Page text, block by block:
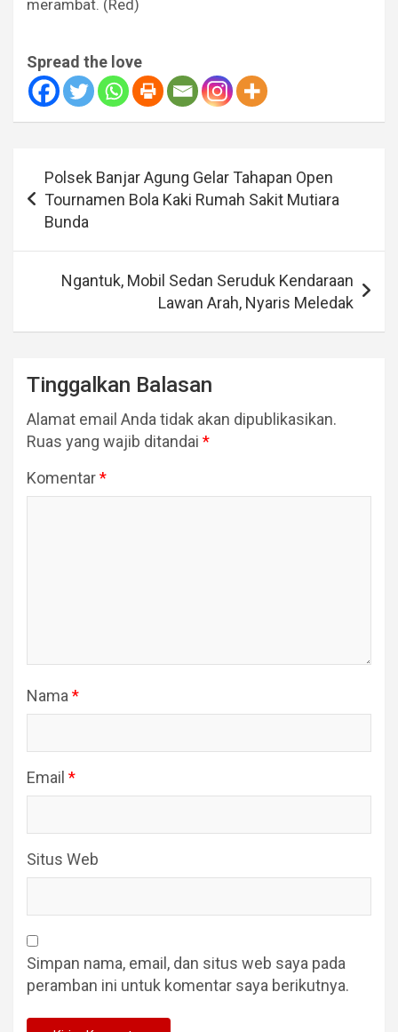
merambat. (Red)
Spread the love
posPolsek Banjar Agung Gelar Tahapan Open
Tournamen Bola Kaki Rumah Sakit Mutiara
Bunda
Ngantuk, Mobil Sedan Seruduk Kendaraan
Lawan Arah, Nyaris Meledak
Tinggalkan Balasan
Alamat email Anda tidak akan dipublikasikan.
Ruas yang wajib ditandai *
Komentar*
Nama *
Email *
Situs Web
Simpan nama, email, dan situs web saya pada
peramban ini untuk komentar saya berikutnya.